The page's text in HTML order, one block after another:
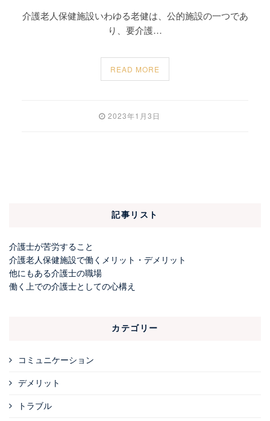
介護老人保健施設いわゆる老健は、公的施設の一つであ
り、要介護…
READ MORE
2023年1月3日
記事リスト
介護士が苦労すること
介護老人保健施設で働くメリット・デメリット
他にもある介護士の職場
働く上での介護士としての心構え
カテゴリー
コミュニケーション
デメリット
トラブル